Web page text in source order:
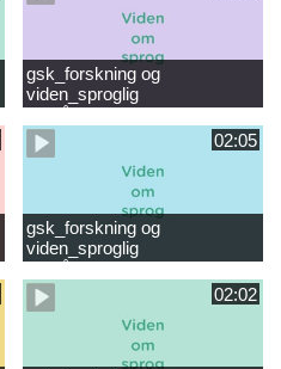
gsk_forskning og
viden_sproglig
første læsning 6-8 år.mp402:05
gsk_forskning og
viden_sproglig
forståelse_Snak med dit barn
6 mdr-2 år.mp4
02:02